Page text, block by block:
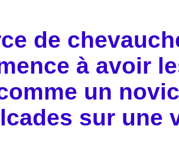
de
à avoir
un
sur une